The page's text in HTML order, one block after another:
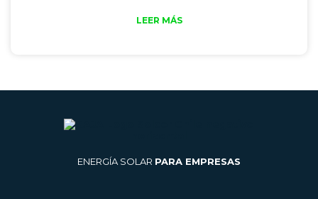
LEER MÁS
ENERGÍA SOLAR PARA EMPRESAS